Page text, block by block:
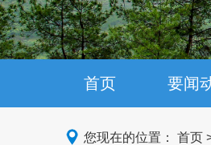
首页 要闻
您现在的位置： 首页